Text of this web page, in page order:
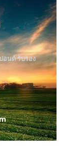
นด์ รับรอง